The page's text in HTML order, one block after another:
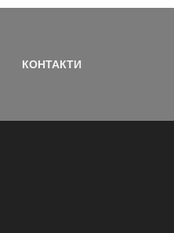
КОНТАКТИ